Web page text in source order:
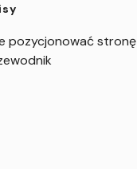
pozycjonować